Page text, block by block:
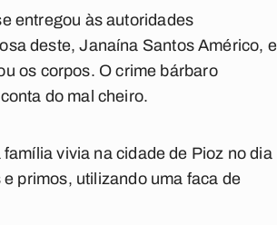
entregou às autoridades
deste, Janaína Santos Américo, e
os corpos. O crime bárbaro
do mal cheiro.
vivia na cidade de Pioz no dia
primos, utilizando uma faca de